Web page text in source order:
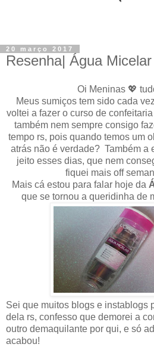
20 março 2017
Resenha| Água
Oi Meninas 💖
Meus sumiços tem sido cada
voltei a fazer o curso de
também nem sempre consigo
tempo rs, pois quando temos um
atrás não é verdade? Também a
jeito esses dias, que nem
fiquei mais off
Mais cá estou para falar hoje da
que se tornou a queridinha de
Sei que muitos blogs e instablogs
dela rs, confesso que demorei a
outro demaquilante por qui, e só
acabou!